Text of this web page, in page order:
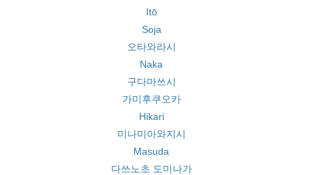
Itō
Soja
오타와라시
Naka
구다마쓰시
가미후쿠오카
Hikari
미나미아와지시
Masuda
다쓰노초 도미나가